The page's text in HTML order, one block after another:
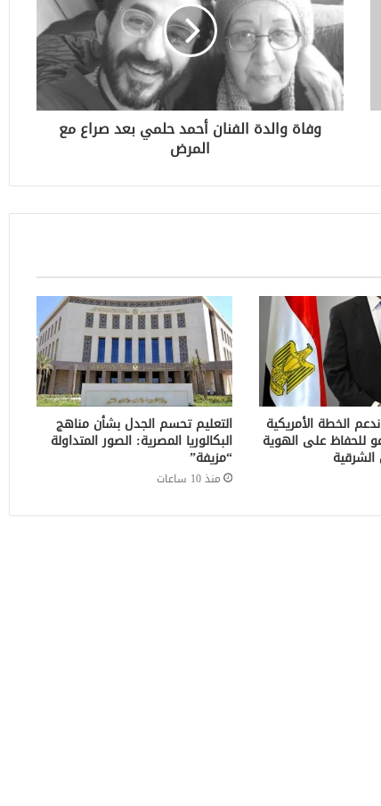
وفاة والدة الفنان أحمد حلمي بعد صراع مع
المرض
الخطة الأمريكية
للحفاظ على الهوية
التعليم تحسم الجدل بشأن مناهج
البكالوريا المصرية: الصور المتداولة
“مزيفة”
منذ 10 ساعات